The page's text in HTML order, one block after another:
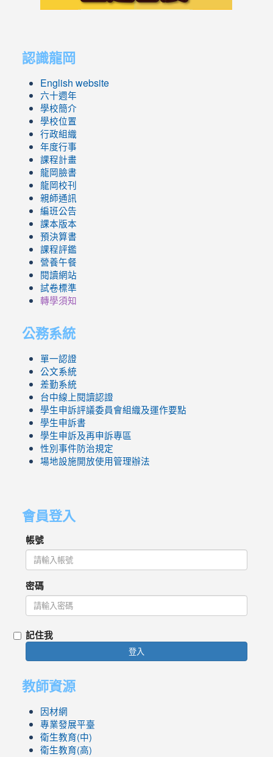
認識龍岡
English website
六十週年
學校簡介
學校位置
行政組織
年度行事
課程計畫
龍岡臉書
龍岡校刊
親師通訊
編班公告
課本版本
預決算書
課程評鑑
營養午餐
閱讀網站
試卷標準
轉學須知
公務系統
單一認證
公文系統
差勤系統
台中線上閱讀認證
學生申訴評議委員會組織及運作要點
學生申訴書
學生申訴及再申訴專區
性別事件防治規定
場地設施開放使用管理辦法
會員登入
帳號
密碼
記住我
登入
教師資源
因材網
專業發展平臺
衛生教育(中)
衛生教育(高)